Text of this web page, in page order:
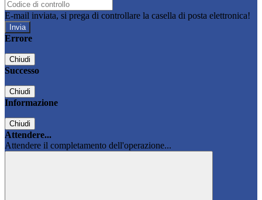
E-mail inviata, si prega di controllare la casella di posta elettronica!
Errore
Chiudi
Successo
Chiudi
Informazione
Chiudi
Attendere...
Attendere il completamento dell'operazione...